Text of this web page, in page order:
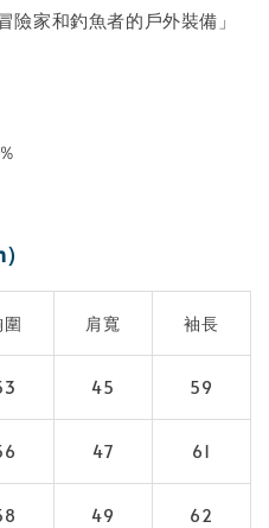
家和釣魚者的戶外裝備」
圍 肩寬 袖長
45 59
47 61
49 62